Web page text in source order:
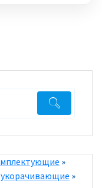
»
»